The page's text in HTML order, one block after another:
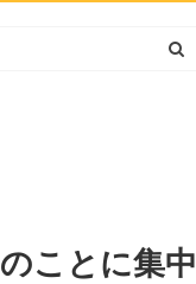
ことに集中